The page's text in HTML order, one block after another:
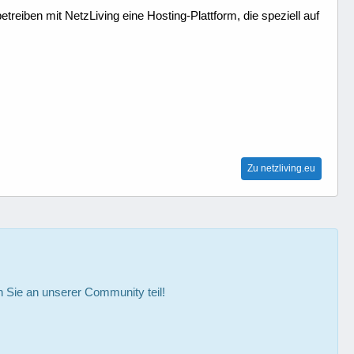
mit NetzLiving eine Hosting-Plattform, die speziell auf
Zu netzliving.eu
Sie an unserer Community teil!